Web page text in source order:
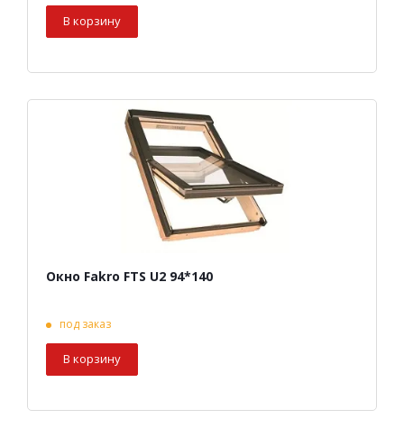
В корзину
Окно Fakro FTS U2 94*140
под заказ
В корзину